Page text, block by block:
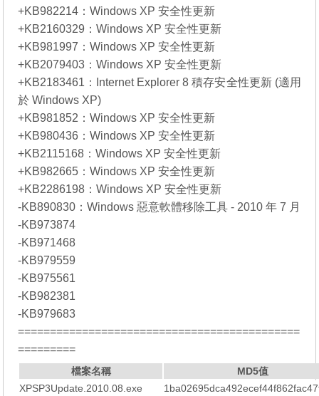
+KB982214：Windows XP 安全性更新
+KB2160329：Windows XP 安全性更新
+KB981997：Windows XP 安全性更新
+KB2079403：Windows XP 安全性更新
+KB2183461：Internet Explorer 8 積存安全性更新 (適用
於 Windows XP)
+KB981852：Windows XP 安全性更新
+KB980436：Windows XP 安全性更新
+KB2115168：Windows XP 安全性更新
+KB982665：Windows XP 安全性更新
+KB2286198：Windows XP 安全性更新
-KB890830：Windows 惡意軟體移除工具 - 2010 年 7 月
-KB973874
-KB971468
-KB979559
-KB975561
-KB982381
-KB979683
============================================
=========
檔案名稱
MD5值
XPSP3Update.2010.08.exe